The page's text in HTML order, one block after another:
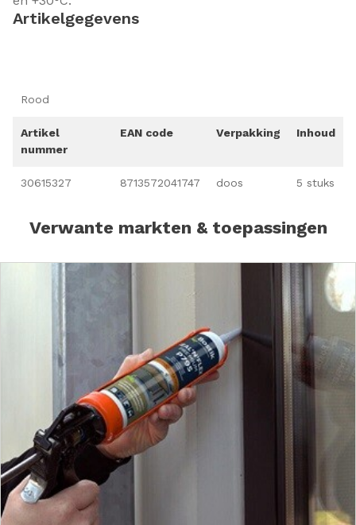
Artikelgegevens
Rood
Artikel
nummer
EAN code Verpakking Inhoud
30615327 8713572041747 doos 5 stuks
Verwante markten & toepassingen